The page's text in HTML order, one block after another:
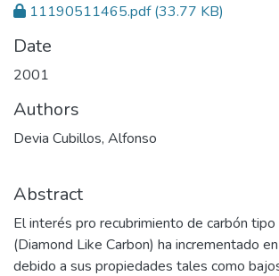
11190511465.pdf(33.77 KB)
Date
2001
Authors
Devia Cubillos, Alfonso
Abstract
El interés pro recubrimiento de carbón
(Diamond Like Carbon) ha incrementado
debido a sus propiedades tales como